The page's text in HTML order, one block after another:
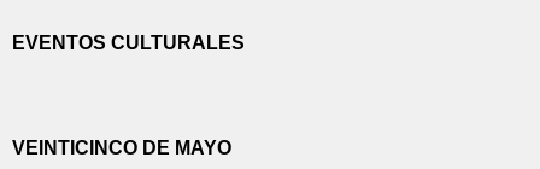
EVENTOS CULTURALES
VEINTICINCO DE MAYO